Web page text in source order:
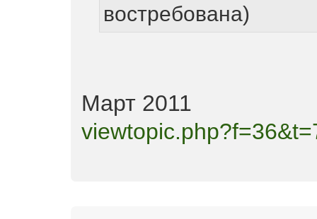
востребована)
Март 2011